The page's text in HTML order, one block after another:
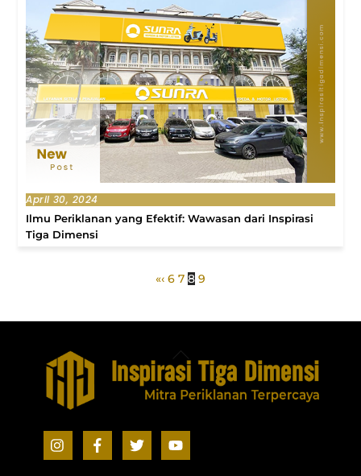
April 30, 2024
Ilmu Periklanan yang Efektif: Wawasan dari Inspirasi
Tiga Dimensi
«‹ 6 7 8 9
To
Top
Icon
Icon
Icon
Icon